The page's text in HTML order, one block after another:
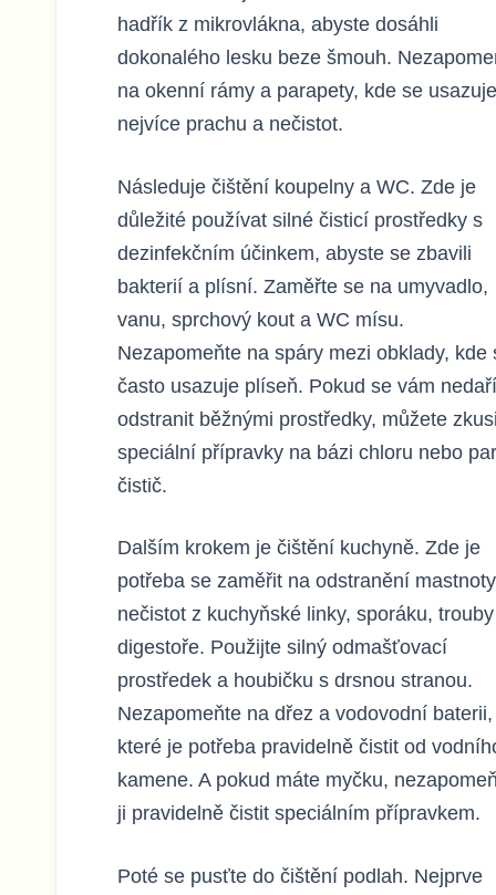
hadřík z mikrovlákna, abyste dosáhli
dokonalého lesku beze šmouh.
na okenní rámy a parapety, kde se usazuje
nejvíce prachu a nečistot.
Následuje čištění koupelny a WC. Zde je
důležité používat silné čisticí prostředky s
dezinfekčním účinkem, abyste se zbavili
bakterií a plísní. Zaměřte se na umyvadlo,
vanu, sprchový kout a WC mísu.
Nezapomeňte na spáry mezi obklady, kde
často usazuje plíseň. Pokud se vám
odstranit běžnými prostředky, můžete
speciální přípravky na bázi chloru nebo
čistič.
Dalším krokem je čištění kuchyně. Zde je
potřeba se zaměřit na odstranění
nečistot z kuchyňské linky, sporáku,
digestoře. Použijte silný odmašťovací
prostředek a houbičku s drsnou stranou.
Nezapomeňte na dřez a vodovodní baterii,
které je potřeba pravidelně čistit od
kamene. A pokud máte myčku,
ji pravidelně čistit speciálním přípravkem.
Poté se pusťte do čištění podlah. Nejprve